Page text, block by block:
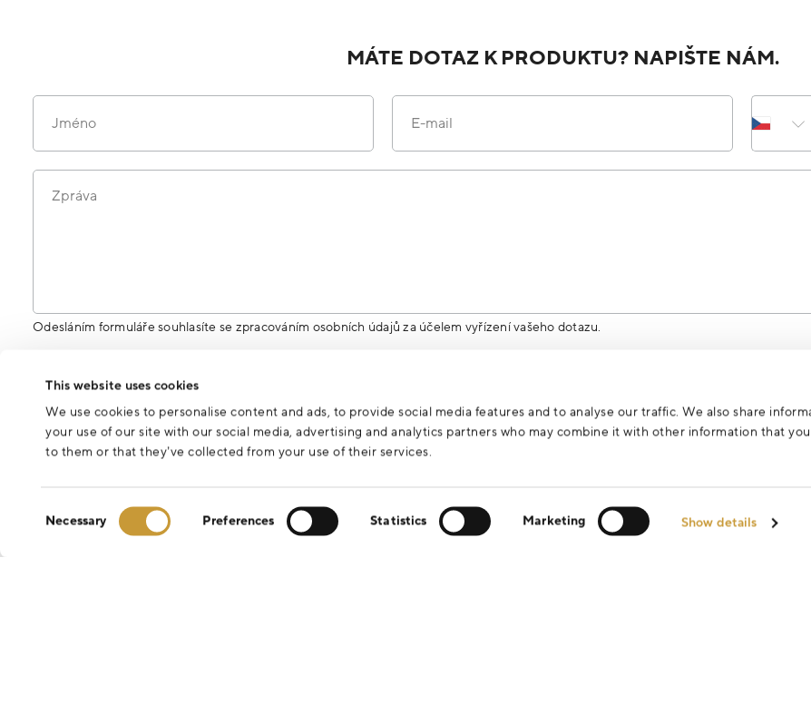
This website uses cookies
We use cookies to personalise content and ads, to provide social media features and to analyse our traffic. We also share
your use of our site with our social media, advertising and analytics partners who may combine it with other information that
to them or that they’ve collected from your use of their services.
Necessary Preferences Statistics Marketing Show details
MÁTE DOTAZ K PRODUKTU? NAPIŠTE NÁM.
Jméno E-mail
Zpráva
Odesláním formuláře souhlasíte se zpracováním osobních údajů za účelem vyřízení vašeho dotazu.